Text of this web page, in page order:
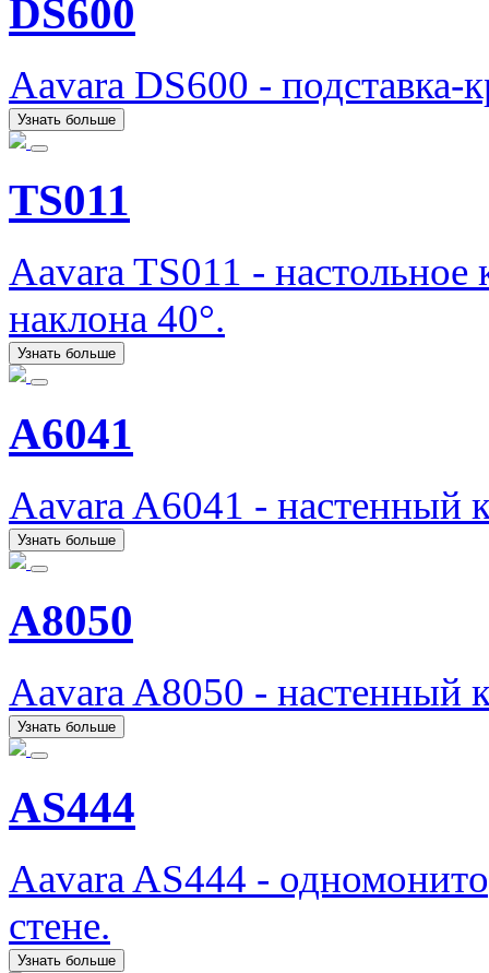
DS600
Aavara DS600 -
Узнать больше
TS011
Aavara TS011 -
наклона 40°.
Узнать больше
A6041
Aavara A6041 - настенный
Узнать больше
A8050
Aavara A8050 - настенный
Узнать больше
AS444
Aavara AS444 -
стене.
Узнать больше